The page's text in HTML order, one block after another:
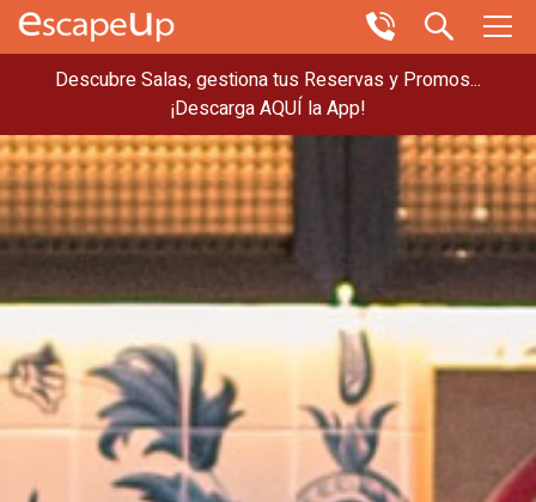
Descubre Salas, gestiona tus Reservas y Promos...
¡Descarga AQUÍ la App!